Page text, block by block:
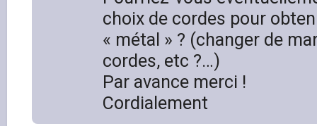
choix de cordes pour
« métal » ? (changer de
cordes, etc ?…)
Par avance merci !
Cordialement